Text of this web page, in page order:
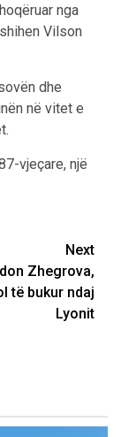
nga
Vilson
dhe
në vitet e
vjeçare, një
Next
Zhegrova,
të bukur ndaj
Lyonit